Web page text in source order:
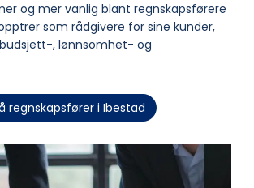
og mer vanlig blant regnskapsførere
som rådgivere for sine kunder,
, lønnsomhet- og
regnskapsfører i Ibestad